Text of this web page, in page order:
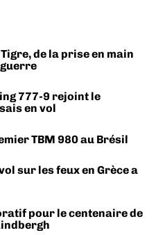
de la prise en main
777-9 rejoint le
en vol
TBM 980 au Brésil
sur les feux en Grèce a
pour le centenaire de